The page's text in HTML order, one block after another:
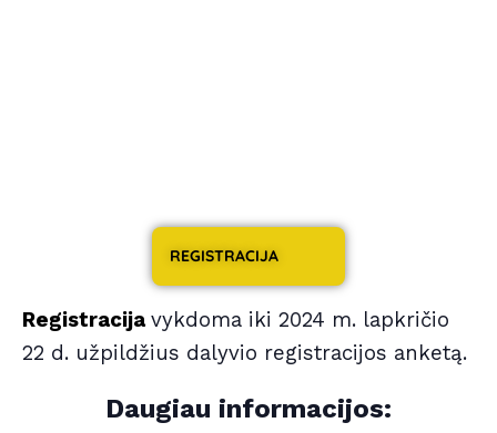
REGISTRACIJA
Registracijavykdoma iki 2024 m. lapkričio
22 d. užpildžius dalyvio registracijos anketą.
Daugiau informacijos: